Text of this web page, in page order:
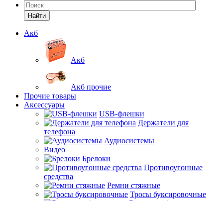
Найти
Акб
Акб
Акб прочие
Прочие товары
Аксессуары
USB-флешки
Держатели для
телефона
Аудиосистемы
Видео
Брелоки
Противоугонные
средства
Ремни стяжные
Тросы буксировочные